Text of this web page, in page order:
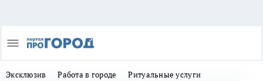
Эксклюзив Работа в городе Ритуальные услуги